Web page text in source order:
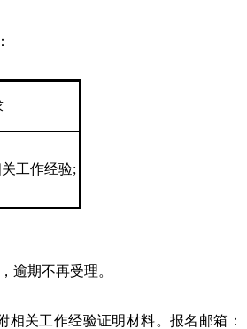
工作经验;
逾期不再受理。
关工作经验证明材料。报名邮箱：